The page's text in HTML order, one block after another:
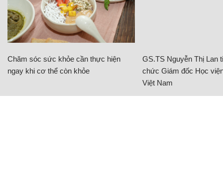
Chăm sóc sức khỏe cần thực hiện
ngay khi cơ thể còn khỏe
GS.TS Nguyễn Thị Lan
chức Giám đốc Học
Việt Nam